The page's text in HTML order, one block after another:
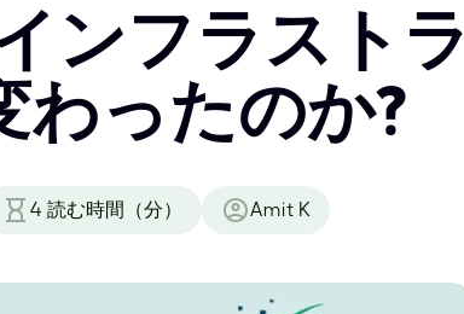
ンフラストラ
わったのか?
4 読む時間（分） Amit K